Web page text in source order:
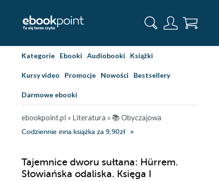
Kategorie Ebooki Audiobooki Książki
Kursy video Promocje Nowości Bestsellery
Darmowe ebooki
ebookpoint.pl » Literatura » 📚 Obyczajowa
Codziennie inna książka za 9,90zł
Tajemnice dworu sułtana: Hürrem.
Słowiańska odaliska. Księga I